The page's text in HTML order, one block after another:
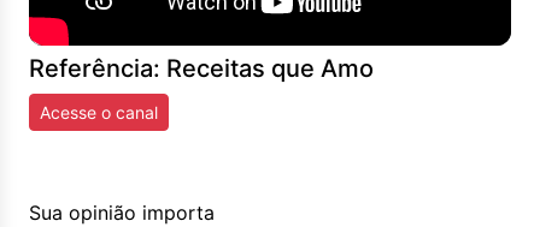
Referência: Receitas que Amo
Acesse o canal
Sua opinião importa